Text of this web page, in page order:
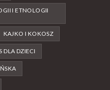
I ETNOLOGII
KAJKO I KOKOSZ
DLA DZIECI